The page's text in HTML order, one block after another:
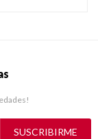
SUSCRIBIRME